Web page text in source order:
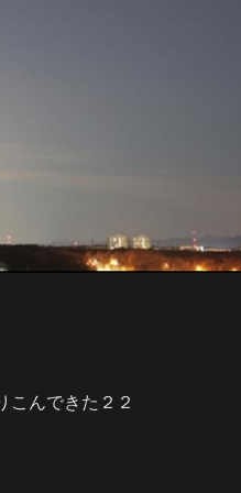
こんできた２２